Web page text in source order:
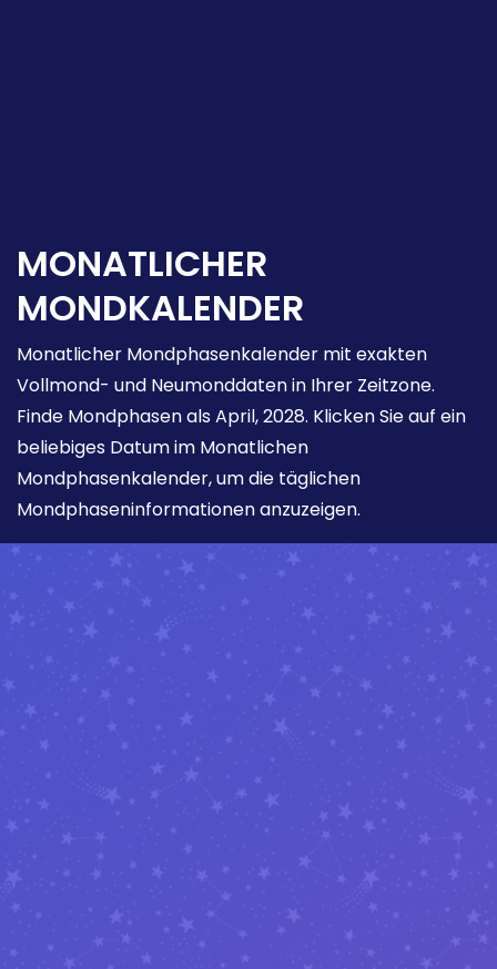
MONATLICHER
MONDKALENDER
Monatlicher Mondphasenkalender mit exakten
Vollmond- und Neumonddaten in Ihrer Zeitzone.
Finde Mondphasen als April, 2028. Klicken Sie auf ein
beliebiges Datum im Monatlichen
Mondphasenkalender, um die täglichen
Mondphaseninformationen anzuzeigen.